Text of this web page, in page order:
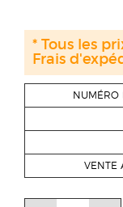
NUMÉRO
VENTE
* Tous les
Frais